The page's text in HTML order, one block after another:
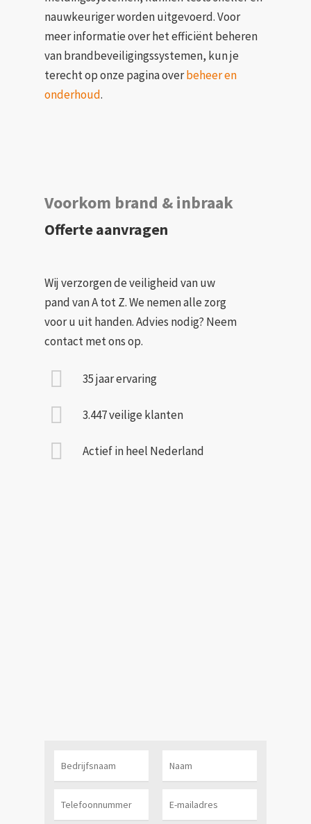
nauwkeuriger worden uitgevoerd. Voor
meer informatie over het efficiënt beheren
van brandbeveiligingssystemen, kun je
terecht op onze pagina overbeheer en
onderhoud.
Voorkom brand & inbraak
Offerte aanvragen
Wij verzorgen de veiligheid van uw
pand van A tot Z. We nemen alle zorg
voor u uit handen. Advies nodig? Neem
contact met ons op.
35 jaar ervaring
3.447 veilige klanten
Actief in heel Nederland